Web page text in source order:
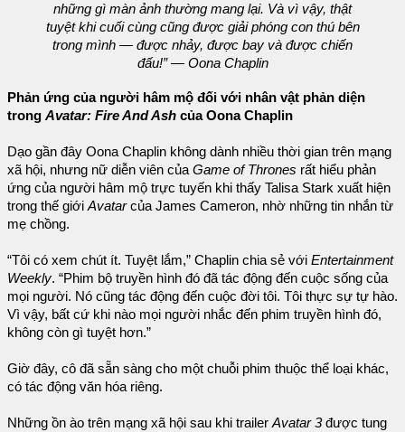
những gì màn ảnh thường mang lại. Và vì vậy, thật
tuyệt khi cuối cùng cũng được giải phóng con thú bên
trong mình — được nhảy, được bay và được chiến
đấu!” — Oona Chaplin
Phản ứng của người hâm mộ đối với nhân vật phản diện
trong Avatar: Fire And Ash của Oona Chaplin
Dạo gần đây Oona Chaplin không dành nhiều thời gian trên mạng
xã hội, nhưng nữ diễn viên của Game of Thrones rất hiểu phản
ứng của người hâm mộ trực tuyến khi thấy Talisa Stark xuất hiện
trong thế giới Avatarcủa James Cameron, nhờ những tin nhắn từ
mẹ chồng.
“Tôi có xem chút ít. Tuyệt lắm,” Chaplin chia sẻ với Entertainment
Weekly. “Phim bộ truyền hình đó đã tác động đến cuộc sống của
mọi người. Nó cũng tác động đến cuộc đời tôi. Tôi thực sự tự hào.
Vì vậy, bất cứ khi nào mọi người nhắc đến phim truyền hình đó,
không còn gì tuyệt hơn.”
Giờ đây, cô đã sẵn sàng cho một chuỗi phim thuộc thể loại khác,
có tác động văn hóa riêng.
Những ồn ào trên mạng xã hội sau khi trailer Avatar 3được tung